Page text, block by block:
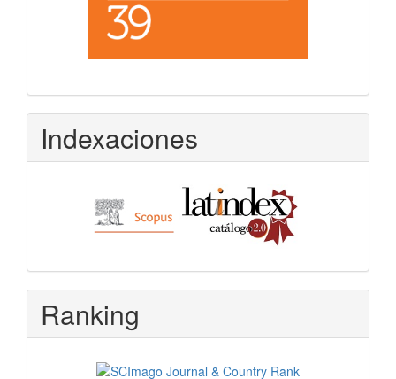
Indexaciones
Ranking